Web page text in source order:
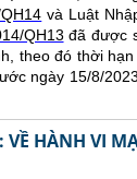
và Luật
QH13 đã được
theo đó thời
ngày 15/8/
VỀ HÀNH VI